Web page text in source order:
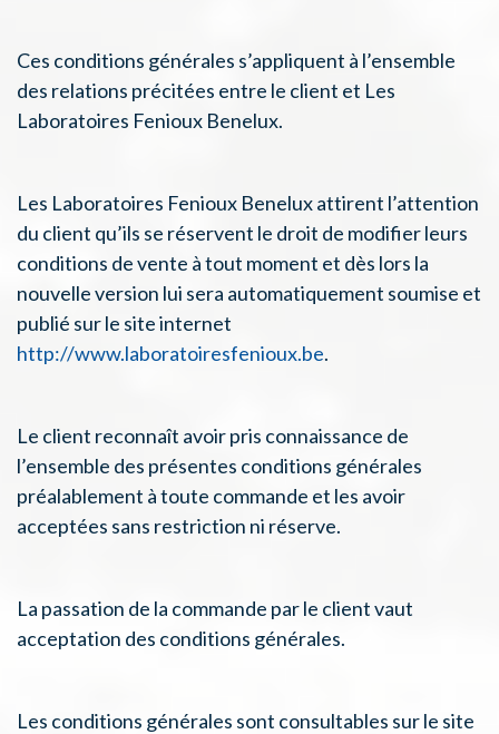
Ces conditions générales s’appliquent à l’ensemble
des relations précitées entre le client et Les
Laboratoires Fenioux Benelux.
Les Laboratoires Fenioux Benelux attirent l’attention
du client qu’ils se réservent le droit de modifier leurs
conditions de vente à tout moment et dès lors la
nouvelle version lui sera automatiquement soumise et
publié sur le site internet
http://www.laboratoiresfenioux.be.
Le client reconnaît avoir pris connaissance de
l’ensemble des présentes conditions générales
préalablement à toute commande et les avoir
acceptées sans restriction ni réserve.
La passation de la commande par le client vaut
acceptation des conditions générales.
Les conditions générales sont consultables sur le site